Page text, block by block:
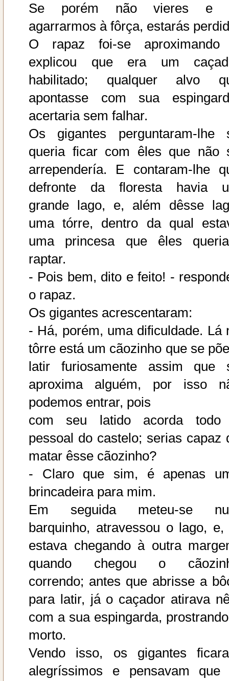
Se porém não vieres e
agarrarmos à fôrça, estarás
O rapaz foi-se
explicou que era um
habilitado; qualquer alvo
apontasse com sua
acertaria sem falhar.
Os gigantes perguntaram-lhe
queria ficar com êles que não
arrependería. E contaram-lhe
defronte da floresta havia
grande lago, e, além dêsse
uma tórre, dentro da qual
uma princesa que êles
raptar.
- Pois bem, dito e feito! -
o rapaz.
Os gigantes acrescentaram:
- Há, porém, uma dificuldade. Lá
tôrre está um cãozinho que se
latir furiosamente assim que
aproxima alguém, por isso
podemos entrar, pois
com seu latido acorda
pessoal do castelo; serias capaz
matar êsse cãozinho?
- Claro que sim, é apenas
brincadeira para mim.
Em seguida meteu-se
barquinho, atravessou o lago, e,
estava chegando à outra
quando chegou o
correndo; antes que abrisse a
para latir, já o caçador atirava
com a sua espingarda,
morto.
Vendo isso, os gigantes
alegríssimos e pensavam que